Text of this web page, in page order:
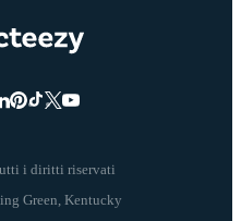
i diritti riservati